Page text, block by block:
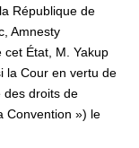
République de
Amnesty
État, M. Yakup
la Cour en vertu de
des droits de
Convention ») le